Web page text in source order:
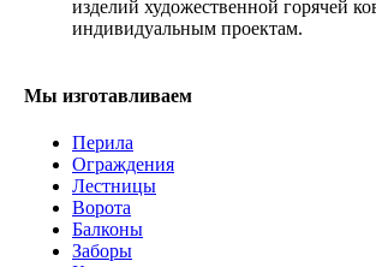
изделий художественной горячей
индивидуальным проектам.
Мы изготавливаем
Перила
Ограждения
Лестницы
Ворота
Балконы
Заборы